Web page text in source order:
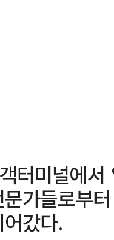
터미널에
가들로부
갔다.